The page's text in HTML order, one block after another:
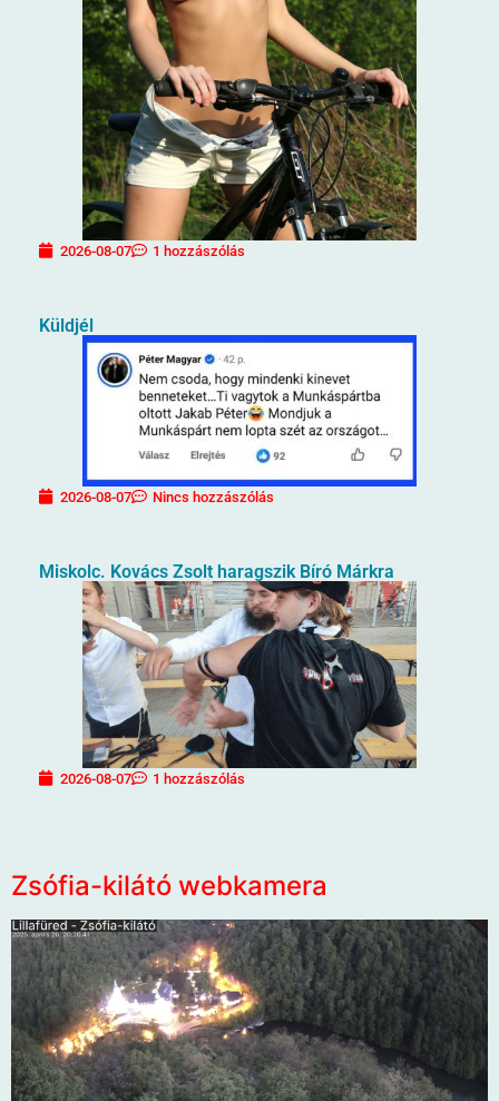
2026-08-07 1 hozzászólás
Küldjél
2026-08-07 Nincs hozzászólás
Miskolc. Kovács Zsolt haragszik Bíró Márkra
2026-08-07 1 hozzászólás
Zsófia-kilátó webkamera